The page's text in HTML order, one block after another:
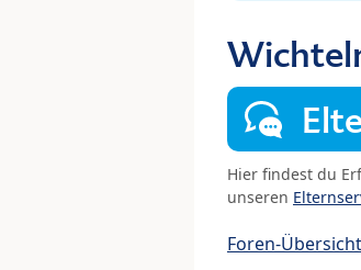
Hier findest du
unseren
Foren-Übersicht